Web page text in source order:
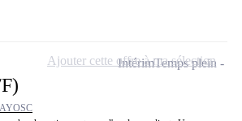
IntérimTemps plein
Ajouter cette offre à ma sélection